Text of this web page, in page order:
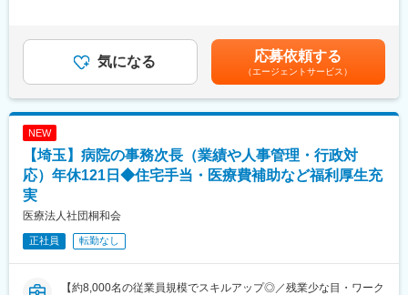
■業務のポイント：
・外来患者数は約320名/日、臨床数255床と比較的大規模で、地
・本部・診療部・看護部・診療技術部との連携が密に取れてお
り、病院の総務課としても院内改革に踏み出しやすい環境です。
は40代、事務長は30代と若い組織です。
例）
750,000円（12分割）（一律手当を含む）＜昇給有無＞有＜残業
手当＞有＜給与補足＞■昇給有り（随時）■賞与なし賃金はあくま
でも目安の金額であり、選考を通じて上下する可能性がありま
す。月給(月額)は固定手当を含めた表記です。
気になる 応募依頼する
（エージェントサービス）
NEW
【埼玉】病院の事務次長（業績や人事管理・行政対
応）年休121日◆住宅手当・医療費補助など福利厚生充
実
医療法人社団桐和会
正社員 転勤なし
【約8,000名の従業員規模でスキルアップ◎／残業少な目・ワーク